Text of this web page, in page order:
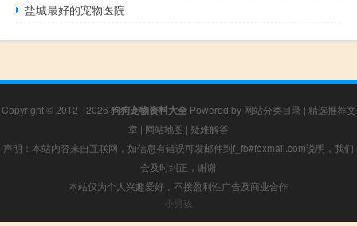
盐城最好的宠物医院
Copyright © 2012 - 2026 狗狗宠物资料大全Powered by 网站分类目录 | 精选推荐文
章 | 网站地图 | 疑难解答
声明：本站内容来自互联网，如信息有错误可发邮件到f_fb#foxmail.com说明，我们
会及时纠正，谢谢
本站仅为个人兴趣爱好，不接盈利性广告及商业合作
小男孩